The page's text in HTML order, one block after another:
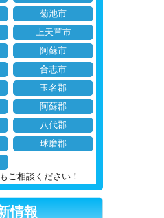
菊池市
上天草市
阿蘇市
合志市
玉名郡
阿蘇郡
八代郡
球磨郡
ご相談ください！
情報